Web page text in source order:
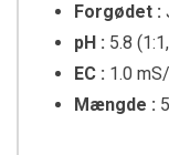
Forgødet :
pH : 5.8
EC : 1.0
Mængde :